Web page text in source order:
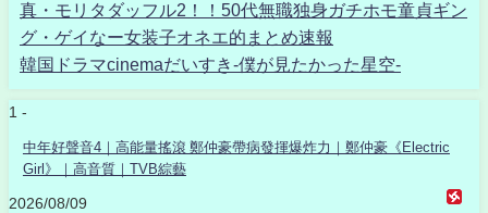
真・モリタダッフル2！！50代無職独身ガチホモ童貞ギン
グ・ゲイなー女装子オネエ的まとめ速報
韓国ドラマcinemaだいすき-僕が見たかった星空-
1 -
中年好聲音4｜高能量搖滾 鄭仲豪帶病發揮爆炸力｜鄭仲豪《Electric
Girl》｜高音質｜TVB綜藝
2026/08/09